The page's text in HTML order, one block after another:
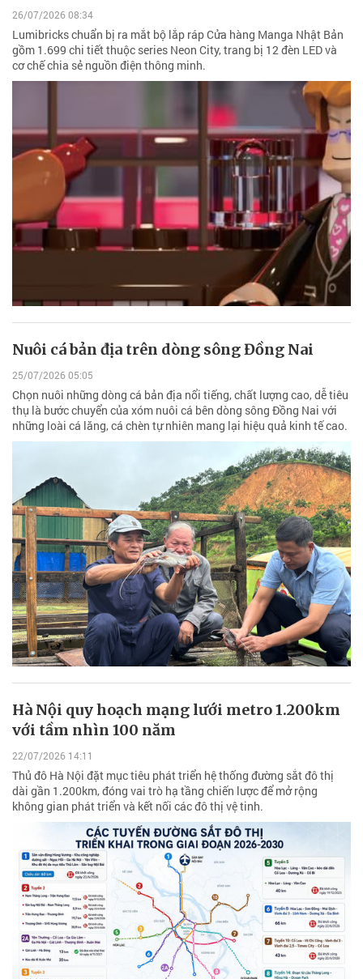
26/07/2026 08:34
Lumibricks chuẩn bị ra mắt bộ lắp ráp Cửa hàng Manga Nhật Bản
gồm 1.699 chi tiết thuộc series Neon City, trang bị 12 đèn LED và
cơ chế chia sẻ nguồn điện thông minh.
Nuôi cá bản địa trên dòng sông Đồng Nai
25/07/2026 05:05
Chọn nuôi những dòng cá bản địa nổi tiếng, chất lượng cao, dễ tiêu
thụ là bước chuyển của xóm nuôi cá bên dòng sông Đồng Nai với
những loài cá lăng, cá chèn tự nhiên mang lại hiệu quả kinh tế cao.
Hà Nội quy hoạch mạng lưới metro 1.200km
với tầm nhìn 100 năm
22/07/2026 14:11
Thủ đô Hà Nội đặt mục tiêu phát triển hệ thống đường sắt đô thị
dài gần 1.200km, đóng vai trò hạ tầng chiến lược để mở rộng
không gian phát triển và kết nối các đô thị vệ tinh.